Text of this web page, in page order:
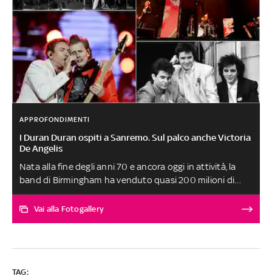
APPROFONDIMENTI
I Duran Duran ospiti a Sanremo. Sul palco anche Victoria
De Angelis
Nata alla fine degli anni 70 e ancora oggi in attività, la
band di Birmingham ha venduto quasi 200 milioni di
dischi in tutto il mondo. Dal primo album al tour che li
porta in Italia nel 2025: ecco le tappe principali della loro
Vai alla Fotogallery
TAG: